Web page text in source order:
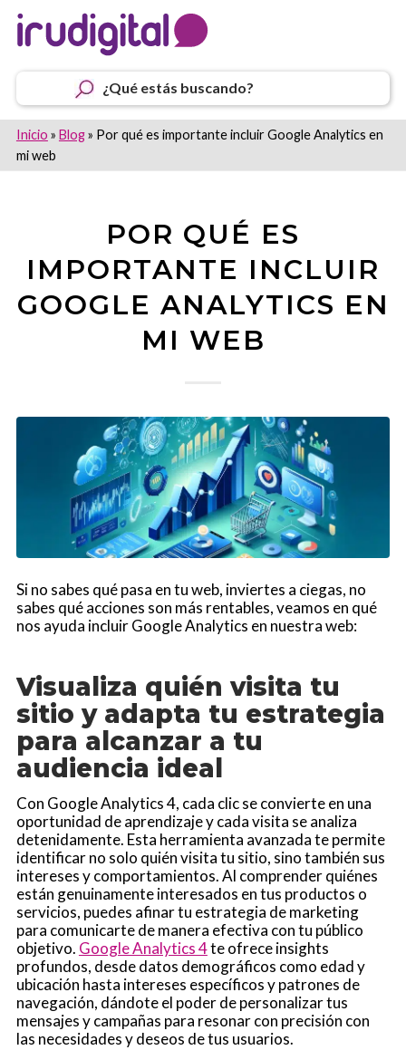
¿Qué estás buscando?
Inicio » Blog» Por qué es importante incluir Google Analytics en
mi web
POR QUÉ ES
IMPORTANTE INCLUIR
GOOGLE ANALYTICS EN
MI WEB
Si no sabes qué pasa en tu web, inviertes a ciegas, no
sabes qué acciones son más rentables, veamos en qué
nos ayuda incluir Google Analytics en nuestra web:
Visualiza quién visita tu
sitio y adapta tu estrategia
para alcanzar a tu
audiencia ideal
Con Google Analytics 4, cada clic se convierte en una
oportunidad de aprendizaje y cada visita se analiza
detenidamente. Esta herramienta avanzada te permite
identificar no solo quién visita tu sitio, sino también sus
intereses y comportamientos. Al comprender quiénes
están genuinamente interesados en tus productos o
servicios, puedes afinar tu estrategia de marketing
para comunicarte de manera efectiva con tu público
objetivo. Google Analytics 4te ofrece insights
profundos, desde datos demográficos como edad y
ubicación hasta intereses específicos y patrones de
navegación, dándote el poder de personalizar tus
mensajes y campañas para resonar con precisión con
las necesidades y deseos de tus usuarios.